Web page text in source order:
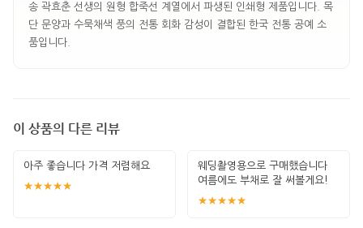
송 곽효춘 선생의 원형 합죽선 계열에서 파생된 인쇄형 제품입니다. 목
단 문양과 수묵채색 풍의 전통 회화 감성이 결합된 한국 전통 공예 소
품입니다.
이 상품의 다른 리뷰
아주 좋습니다 가격 저렴해요
★★★★★
웨딩촬영용으로 구매했습니다
여름에도 부채로 잘 써볼게요!
★★★★★